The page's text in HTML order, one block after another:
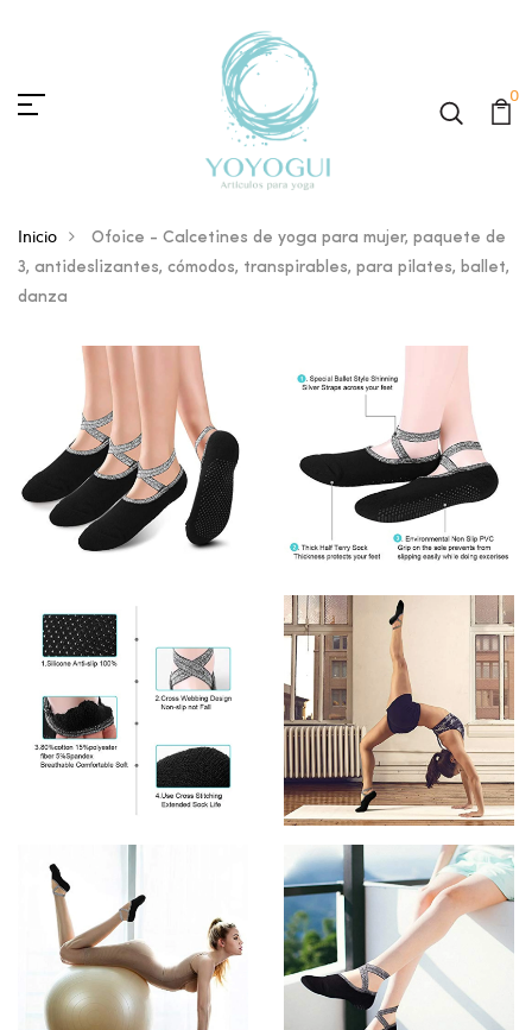
0
Inicio
Ofoice - Calcetines de yoga para mujer, paquete de
3, antideslizantes, cómodos, transpirables, para pilates, ballet,
danza